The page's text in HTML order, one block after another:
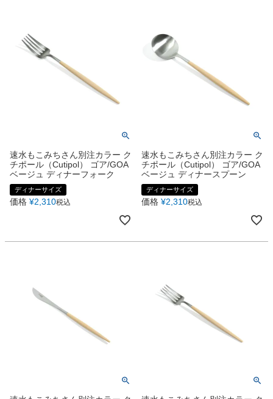
速水もこみちさん別注カラー ク
チポール（Cutipol） ゴア/GOA
ベージュ ディナーフォーク
ディナーサイズ
価格 ¥2,310税込
速水もこみちさん別注カラー ク
チポール（Cutipol） ゴア/GOA
ベージュ ディナースプーン
ディナーサイズ
価格 ¥2,310税込